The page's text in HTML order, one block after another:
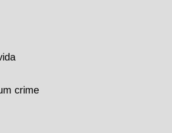
crime